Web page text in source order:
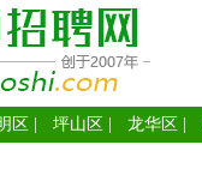
区 坪山区 龙华区